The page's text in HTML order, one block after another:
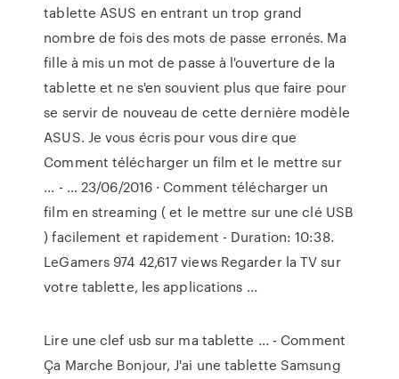
tablette ASUS en entrant un trop grand
nombre de fois des mots de passe erronés. Ma
fille à mis un mot de passe à l'ouverture de la
tablette et ne s'en souvient plus que faire pour
se servir de nouveau de cette dernière modèle
ASUS. Je vous écris pour vous dire que
Comment télécharger un film et le mettre sur
... - … 23/06/2016 · Comment télécharger un
film en streaming ( et le mettre sur une clé USB
) facilement et rapidement - Duration: 10:38.
LeGamers 974 42,617 views Regarder la TV sur
votre tablette, les applications ...
Lire une clef usb sur ma tablette ... - Comment
Ça Marche Bonjour, J'ai une tablette Samsung